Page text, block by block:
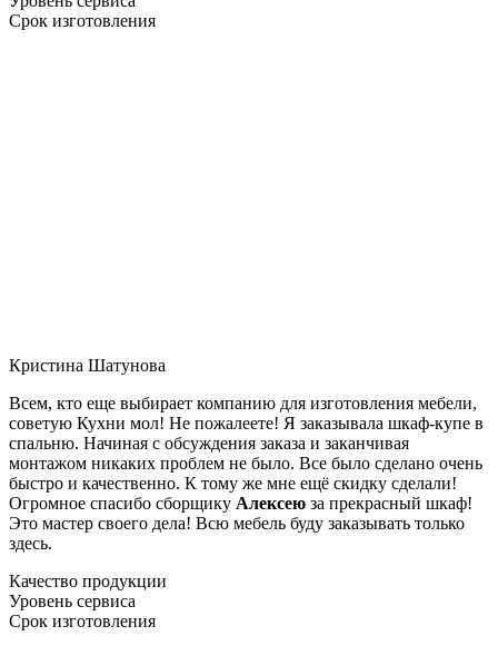
Срок изготовления
Кристина Шатунова
Всем, кто еще выбирает компанию для изготовления мебели,
советую Кухни мол! Не пожалеете! Я заказывала шкаф-купе в
спальню. Начиная с обсуждения заказа и заканчивая
монтажом никаких проблем не было. Все было сделано очень
быстро и качественно. К тому же мне ещё скидку сделали!
Огромное спасибо сборщику Алексею за прекрасный шкаф!
Это мастер своего дела! Всю мебель буду заказывать только
здесь.
Качество продукции
Уровень сервиса
Срок изготовления